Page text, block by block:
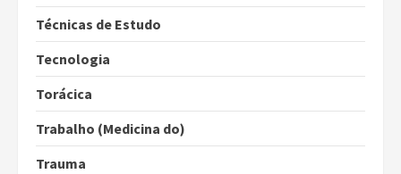
Técnicas de Estudo
Tecnologia
Torácica
Trabalho (Medicina do)
Trauma